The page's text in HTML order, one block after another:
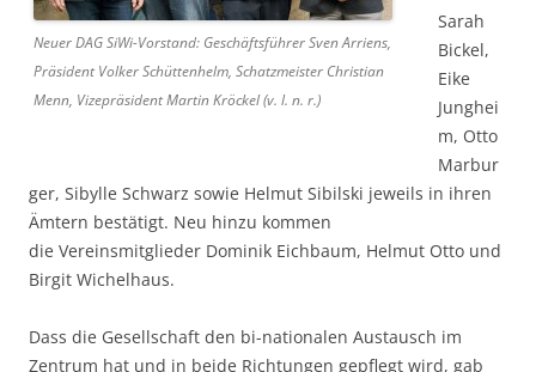
Neuer DAG SiWi-Vorstand: Geschäftsführer Sven Arriens,
Präsident Volker Schüttenhelm, Schatzmeister Christian
Menn, Vizepräsident Martin Kröckel (v. l. n. r.)
Sarah
Bickel,
Eike
Junghei
m, Otto
Marbur
ger, Sibylle Schwarz sowie Helmut Sibilski jeweils in ihren
Ämtern bestätigt. Neu hinzu kommen
die Vereinsmitglieder Dominik Eichbaum, Helmut Otto und
Birgit Wichelhaus.
Dass die Gesellschaft den bi-nationalen Austausch im
Zentrum hat und in beide Richtungen gepflegt wird, gab